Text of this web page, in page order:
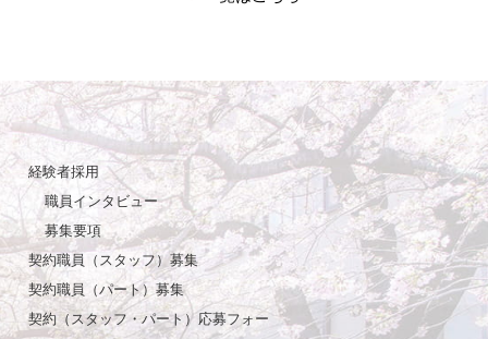
経験者採用
職員インタビュー
募集要項
契約職員（スタッフ）募集
契約職員（パート）募集
契約（スタッフ・パート）応募フォー